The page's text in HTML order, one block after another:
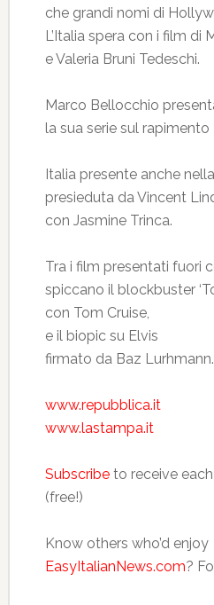
che grandi nomi di
L’Italia spera con i film di
e Valeria Bruni Tedeschi.
Marco Bellocchio
la sua serie sul rapimento
Italia presente anche
presieduta da Vincent
con Jasmine Trinca.
Tra i film presentati fuori
spiccano il blockbuster
con Tom Cruise,
e il biopic su Elvis
firmato da Baz Lurhmann.
www.repubblica.it
www.lastampa.it
Subscribeto receive
(free!)
Know others who’d enjoy
EasyItalianNews.com?